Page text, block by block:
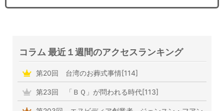
コラム 最近１週間のアクセスランキング
第20回 台湾のお葬式事情[114]
第23回 「ＢＱ」が問われる時代[113]